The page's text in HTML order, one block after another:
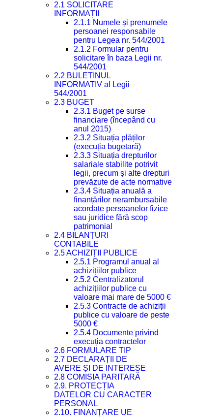
2.1 SOLICITARE
INFORMAȚII
2.1.1 Numele și prenumele
persoanei responsabile
pentru Legea nr. 544/2001
2.1.2 Formular pentru
solicitare în baza Legii nr.
544/2001
2.2 BULETINUL
INFORMATIV al Legii
544/2001
2.3 BUGET
2.3.1 Buget pe surse
financiare (începând cu
anul 2015)
2.3.2 Situația plăților
(execuția bugetară)
2.3.3 Situația drepturilor
salariale stabilite potrivit
legii, precum și alte drepturi
prevăzute de acte normative
2.3.4 Situația anuală a
finanțărilor nerambursabile
acordate persoanelor fizice
sau juridice fără scop
patrimonial
2.4 BILANȚURI
CONTABILE
2.5 ACHIZIȚII PUBLICE
2.5.1 Programul anual al
achizițiilor publice
2.5.2 Centralizatorul
achizițiilor publice cu
valoare mai mare de 5000 €
2.5.3 Contracte de achiziții
publice cu valoare de peste
5000 €
2.5.4 Documente privind
execuția contractelor
2.6 FORMULARE TIP
2.7 DECLARAȚII DE
AVERE ȘI DE INTERESE
2.8 COMISIA PARITARĂ
2.9. PROTECȚIA
DATELOR CU CARACTER
PERSONAL
2.10. FINANȚARE UE